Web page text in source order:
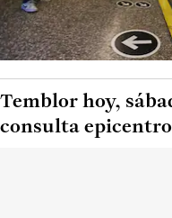
Temblor hoy,
consulta